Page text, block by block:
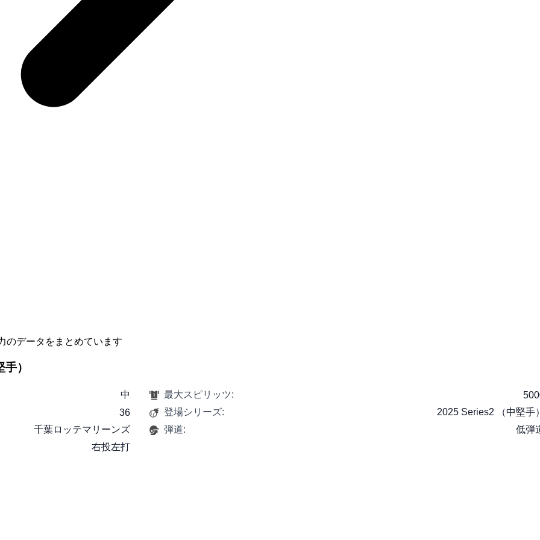
のデータをまとめています
）
中
36
千葉ロッテマリーンズ
右投左打
最大スピリッツ:
登場シリーズ:
2025 Series2 （中堅手
弾道:
低弾